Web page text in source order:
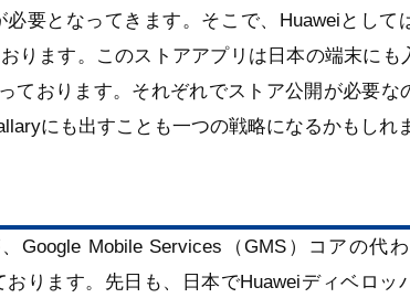
要となってきます。そこで、Huaweiとして
ります。このストアアプリは日本の端末にも
ております。それぞれでストア公開が必要な
にも出すことも一つの戦略になるかもしれ
Google Mobile Services（GMS）コアの代
おります。先日も、日本でHuaweiディベロッ